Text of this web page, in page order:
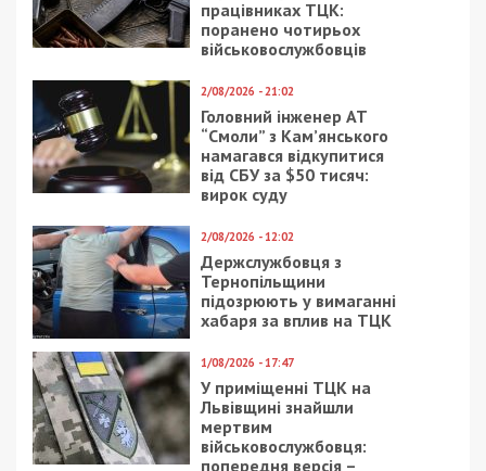
працівниках ТЦК:
поранено чотирьох
військовослужбовців
2/08/2026 - 21:02
Головний інженер АТ
“Смоли” з Кам’янського
намагався відкупитися
від СБУ за $50 тисяч:
вирок суду
2/08/2026 - 12:02
Держслужбовця з
Тернопільщини
підозрюють у вимаганні
хабаря за вплив на ТЦК
1/08/2026 - 17:47
У приміщенні ТЦК на
Львівщині знайшли
мертвим
військовослужбовця:
попередня версія –